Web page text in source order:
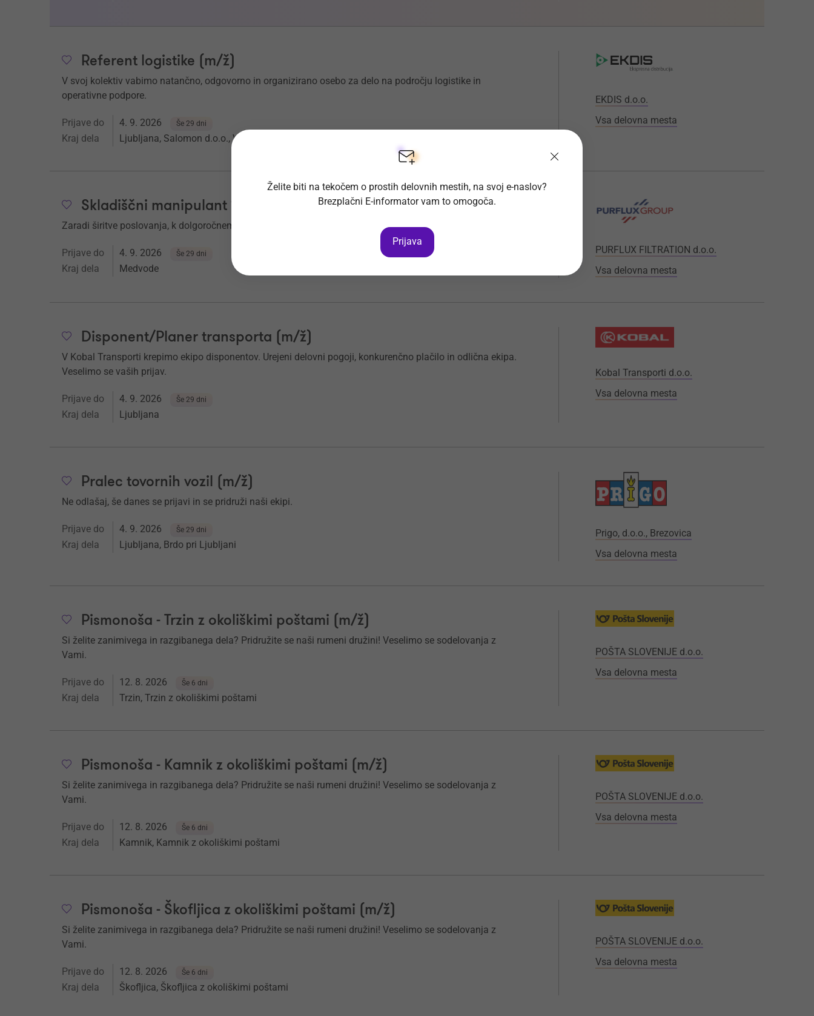
Referent logistike (m/ž)
V svoj kolektiv vabimo natančno, odgovorno in organizirano osebo za delo na področju logistike in
operativne podpore.
Prijave do 4. 9. 2026 Še 29 dni
Kraj dela Ljubljana, Salomon d.o.o., Vevška cesta 52, 1260 Ljubljana Polje
EKDIS d.o.o.
Vsa delovna mesta
Skladiščni manipulant 1. (m/ž)
Zaradi širitve poslovanja, k dolgoročnemu sodelovanju vabimo: Skladiščnega manipulanta 1. (m/ž).
Prijave do 4. 9. 2026 Še 29 dni
Kraj dela Medvode
PURFLUX FILTRATION d.o.o.
Vsa delovna mesta
Disponent/Planer transporta (m/ž)
V Kobal Transporti krepimo ekipo disponentov. Urejeni delovni pogoji, konkurenčno plačilo in odlična ekipa.
Veselimo se vaših prijav.
Prijave do 4. 9. 2026 Še 29 dni
Kraj dela Ljubljana
Kobal Transporti d.o.o.
Vsa delovna mesta
Pralec tovornih vozil (m/ž)
Ne odlašaj, še danes se prijavi in se pridruži naši ekipi.
Prijave do 4. 9. 2026 Še 29 dni
Kraj dela Ljubljana, Brdo pri Ljubljani
Prigo, d.o.o., Brezovica
Vsa delovna mesta
Pismonoša - Trzin z okoliškimi poštami (m/ž)
Si želite zanimivega in razgibanega dela? Pridružite se naši rumeni družini! Veselimo se sodelovanja z
Vami.
Prijave do 12. 8. 2026 Še 6 dni
Kraj dela Trzin, Trzin z okoliškimi poštami
POŠTA SLOVENIJE d.o.o.
Vsa delovna mesta
Pismonoša - Kamnik z okoliškimi poštami (m/ž)
Si želite zanimivega in razgibanega dela? Pridružite se naši rumeni družini! Veselimo se sodelovanja z
Vami.
Prijave do 12. 8. 2026 Še 6 dni
Kraj dela Kamnik, Kamnik z okoliškimi poštami
POŠTA SLOVENIJE d.o.o.
Vsa delovna mesta
Pismonoša - Škofljica z okoliškimi poštami (m/ž)
Si želite zanimivega in razgibanega dela? Pridružite se naši rumeni družini! Veselimo se sodelovanja z
Vami.
Prijave do 12. 8. 2026 Še 6 dni
Kraj dela Škofljica, Škofljica z okoliškimi poštami
POŠTA SLOVENIJE d.o.o.
Vsa delovna mesta
Želite biti na tekočem o prostih delovnih mestih, na svoj e-naslov?
Brezplačni E-informator vam to omogoča.
Prijava